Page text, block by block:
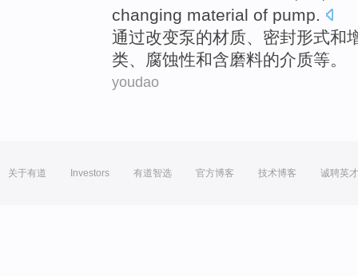
changing material of pump.
通过改变泵的材质、密封形式和
类、 腐蚀性和含磨料的介质等。
youdao
关于有道 Investors 有道智选 官方博客 技术博客 诚聘英才